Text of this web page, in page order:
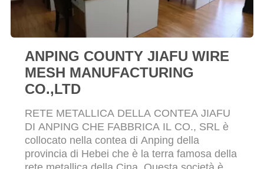
ANPING COUNTY JIAFU WIRE
MESH MANUFACTURING
CO.,LTD
RETE METALLICA DELLA CONTEA JIAFU
DI ANPING CHE FABBRICA IL CO., SRL è
collocato nella contea di Anping della
provincia di Hebei che è la terra famosa della